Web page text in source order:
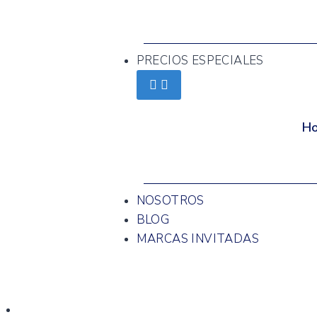
PRECIOS ESPECIALES
NOSOTROS
BLOG
MARCAS INVITADAS